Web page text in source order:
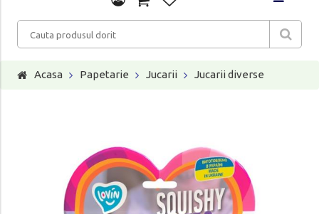
Acasa Papetarie Jucarii Jucarii diverse